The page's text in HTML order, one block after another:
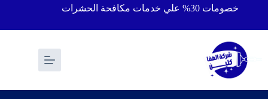
خصومات 30% علي خدمات مكافحة الحشرات